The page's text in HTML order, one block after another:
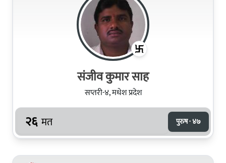
संजीव कुमार साह
सप्तरी-४, मधेश प्रदेश
२६ मत पुरुष · ४७